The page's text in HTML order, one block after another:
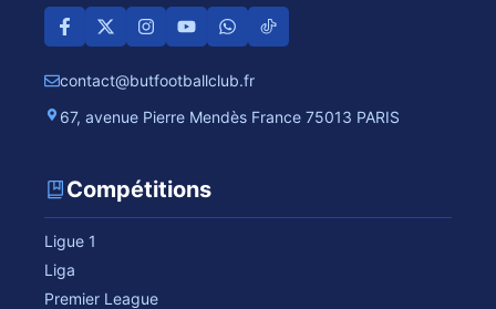
contact@butfootballclub.fr
67, avenue Pierre Mendès France 75013 PARIS
Compétitions
Ligue 1
Liga
Premier League